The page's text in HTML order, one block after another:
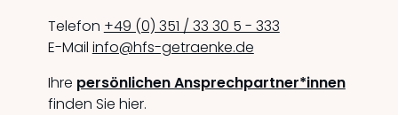
Telefon +49 (0) 351 / 33 30 5 - 333
E-Mail info@hfs-getraenke.de
Ihre persönlichen Ansprechpartner*innen
finden Sie hier.